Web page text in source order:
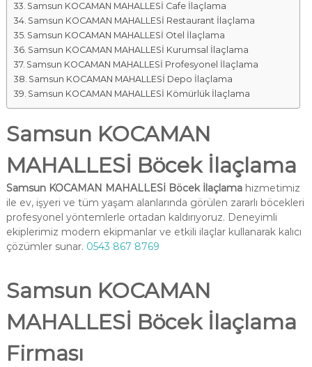
Samsun KOCAMAN MAHALLESİ Cafe İlaçlama
Samsun KOCAMAN MAHALLESİ Restaurant İlaçlama
Samsun KOCAMAN MAHALLESİ Otel İlaçlama
Samsun KOCAMAN MAHALLESİ Kurumsal İlaçlama
Samsun KOCAMAN MAHALLESİ Profesyonel İlaçlama
Samsun KOCAMAN MAHALLESİ Depo İlaçlama
Samsun KOCAMAN MAHALLESİ Kömürlük İlaçlama
Samsun KOCAMAN
MAHALLESİ Böcek İlaçlama
Samsun KOCAMAN MAHALLESİ Böcek İlaçlamahizmetimiz
ile ev, işyeri ve tüm yaşam alanlarında görülen zararlı böcekleri
profesyonel yöntemlerle ortadan kaldırıyoruz. Deneyimli
ekiplerimiz modern ekipmanlar ve etkili ilaçlar kullanarak kalıcı
çözümler sunar. 0543 867 8769
Samsun KOCAMAN
MAHALLESİ Böcek İlaçlama
Firması